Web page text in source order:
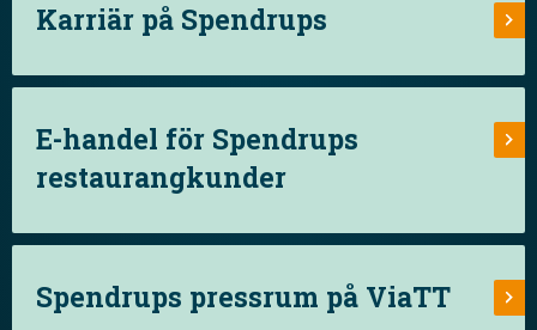
Karriär på Spendrups
E-handel för Spendrups
restaurangkunder
Spendrups pressrum på ViaTT